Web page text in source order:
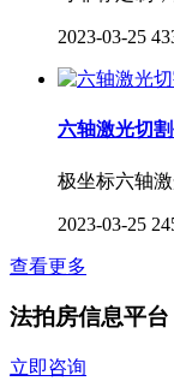
2023-03-25
六轴激光切
极坐标六轴
2023-03-25
查看更多
法拍房信息平
立即咨询